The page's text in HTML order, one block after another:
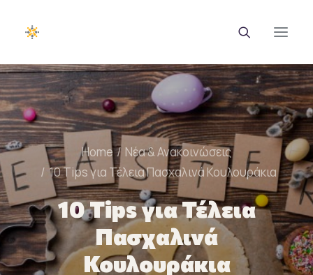
EUROTRAINING
ΣΑΕΚ
Σεμινάρια
Ευρωπαϊκά Προγράμματα
Εθνικά Προγράμματα
Voucher
Home
Νέα & Ανακοινώσεις
10 Τips για Τέλεια Πασχαλινά Κουλουράκια
10 Τips για Τέλεια
Πασχαλινά
Κουλουράκια